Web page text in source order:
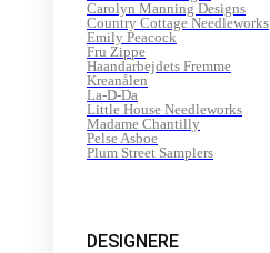
Carolyn Manning Designs
Country Cottage Needleworks
Emily Peacock
Fru Zippe
Haandarbejdets Fremme
Kreanålen
La-D-Da
Little House Needleworks
Madame Chantilly
Pelse Asboe
Plum Street Samplers
DESIGNERE